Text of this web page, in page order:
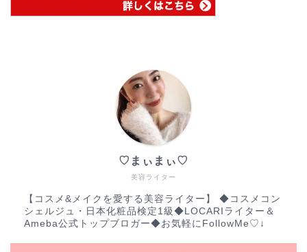
美容ライター
♡まぃまぃ♡
【コスメ&メイクを愛する美容ライター】 ◆コスメコン
シェルジュ・日本化粧品検定1級◆LOCARIライター＆
Ameba公式トップブロガー◆お気軽にFollowMe♡↓